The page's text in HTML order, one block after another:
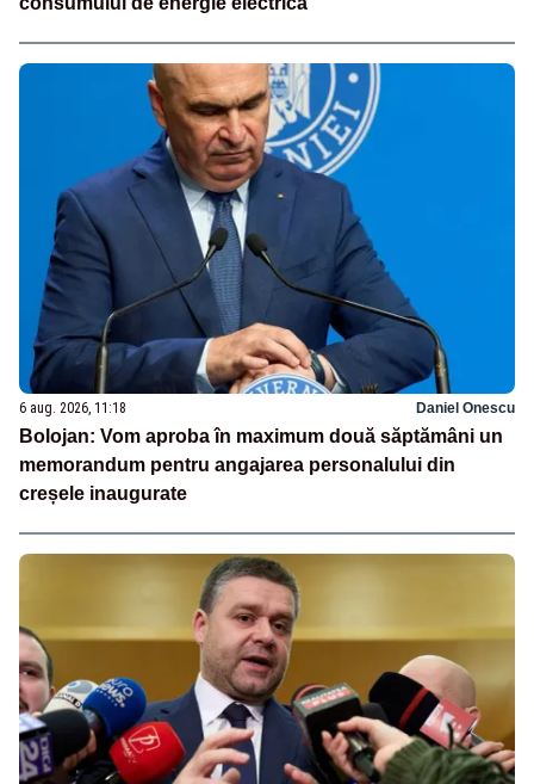
6 aug. 2026, 11:18 Daniel Onescu
Bolojan: Vom aproba în maximum două săptămâni un
memorandum pentru angajarea personalului din
creșele inaugurate